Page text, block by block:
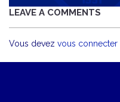
LEAVE A COMMENTS
Vous devez vous connecter